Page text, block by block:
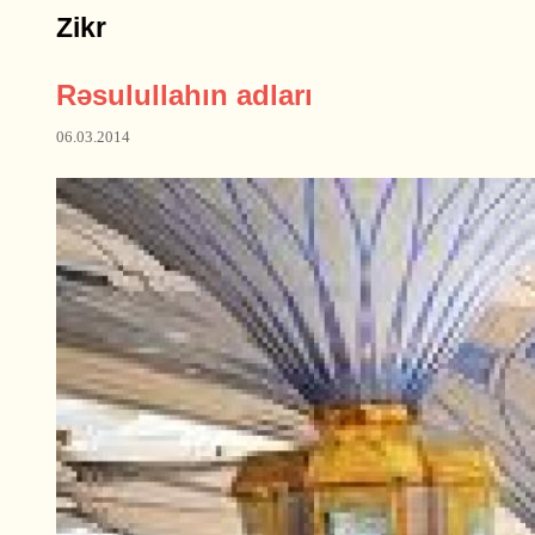
Zikr
Rəsulullahın adları
06.03.2014